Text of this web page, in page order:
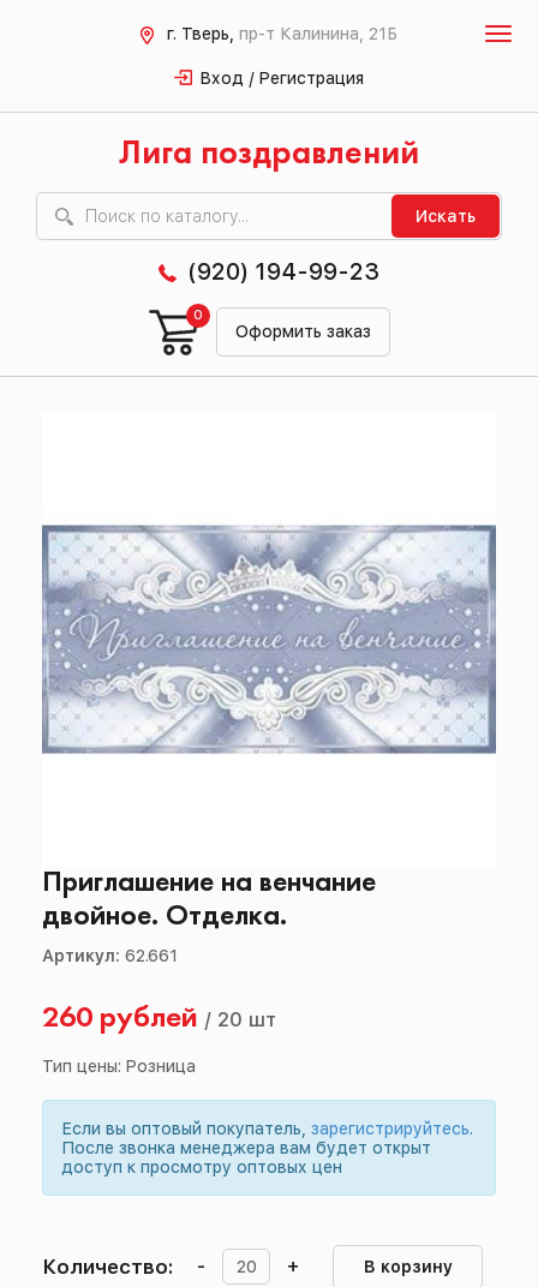
г. Тверь, пр-т Калинина, 21Б
Вход / Регистрация
Лига поздравлений
Искать
(920) 194-99-23
Оформить заказ
0
Приглашение на венчание
двойное. Отделка.
Артикул: 62.661
260 рублей / 20 шт
Тип цены: Розница
Если вы оптовый покупатель, зарегистрируйтесь.
После звонка менеджера вам будет открыт
доступ к просмотру оптовых цен
Количество: - + В корзину